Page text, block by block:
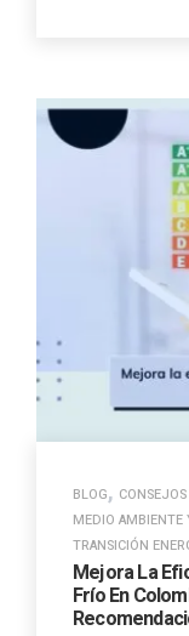
BLOG,
MEDIO AMBIENTE
TRANSICIÓN
Mejora La
Frío En